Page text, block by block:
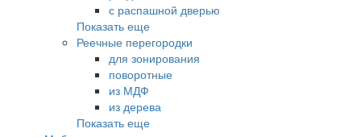
с распашной дверью
Показать еще
Реечные перегородки
для зонирования
поворотные
из МДФ
из дерева
Показать еще